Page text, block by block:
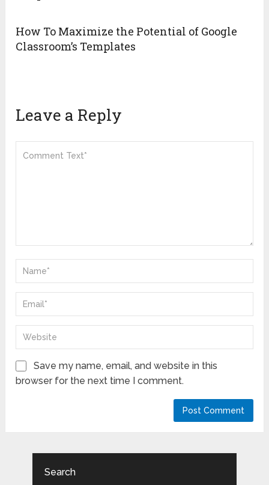
How To Maximize the Potential of Google
Classroom’s Templates
Leave a Reply
Save my name, email, and website in this
browser for the next time I comment.
Search